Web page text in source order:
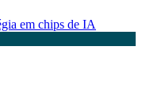
em chips de IA